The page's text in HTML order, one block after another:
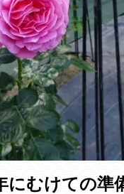
にむけての準